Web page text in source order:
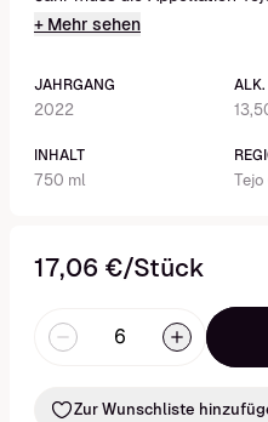
+ Mehr sehen
JAHRGANG
2022
ALK.
INHALT
750 ml
17,06 €/Stück
Zur Wunschliste